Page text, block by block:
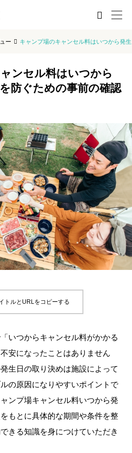

ー キャンプ場のキャンセル料はいつから発
ンセル料はいつから
防ぐための事前の確認
トルとURLをコピーする
いつからキャンセル料がかかる
安になったことはありません
生日の取り決めは施設によって
の原因になりやすいポイントで
ンプ場キャンセル料いつから発
もとに具体的な期間や条件を整
きる知識を身につけていただき